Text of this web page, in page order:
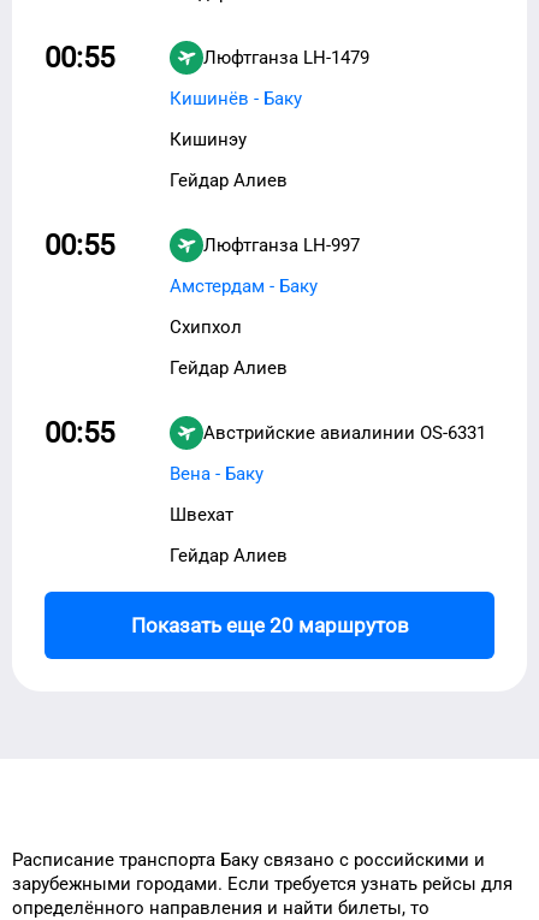
00:55 Люфтганза LH-1479
Кишинёв - Баку
Кишинэу
Гейдар Алиев
00:55 Люфтганза LH-997
Амстердам - Баку
Схипхол
Гейдар Алиев
00:55 Австрийские авиалинии OS-6331
Вена - Баку
Швехат
Гейдар Алиев
Показать еще 20 маршрутов
Расписание транспорта Баку связано с российскими и
зарубежными городами. Если требуется узнать рейсы для
определённого направления и найти билеты, то